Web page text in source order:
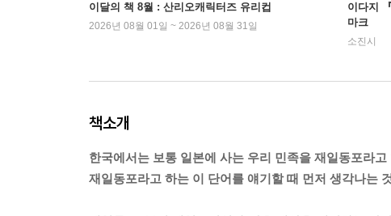
이달의 책 8월 : 산리오캐릭터즈 유리컵
2026년 08월 01일 ~ 2026년 08월 31일
이다지
마크
소진시
책소개
한국에서는 보통 일본에 사는 우리 민족을 재일동포라고
재일동포라고 하는 이 단어를 얘기할 때 먼저 생각나는